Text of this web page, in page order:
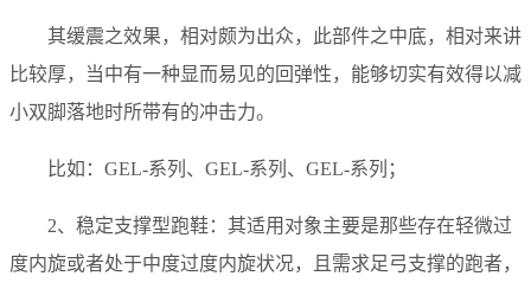
其缓震之效果，相对颇为出众，此部件之中底，相对来讲
比较厚，当中有一种显而易见的回弹性，能够切实有效得以减
小双脚落地时所带有的冲击力。
比如：GEL-系列、GEL-系列、GEL-系列；
2、稳定支撑型跑鞋：其适用对象主要是那些存在轻微过
度内旋或者处于中度过度内旋状况，且需求足弓支撑的跑者，